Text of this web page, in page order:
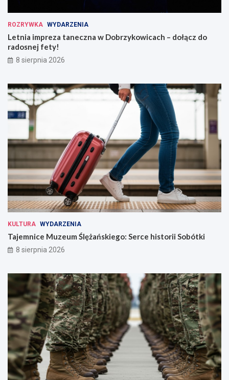
ROZRYWKA WYDARZENIA
Letnia impreza taneczna w Dobrzykowicach – dołącz do
radosnej fety!
8 sierpnia 2026
KULTURA WYDARZENIA
Tajemnice Muzeum Ślężańskiego: Serce historii Sobótki
8 sierpnia 2026